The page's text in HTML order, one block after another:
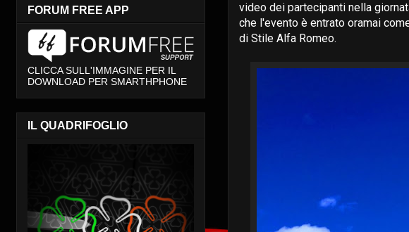
video dei partecipanti nella
che l'evento è entrato oramai
di Stile Alfa Romeo.
FORUM FREE APP
CLICCA SULL'IMMAGINE PER IL
DOWNLOAD PER SMARTHPHONE
IL QUADRIFOGLIO